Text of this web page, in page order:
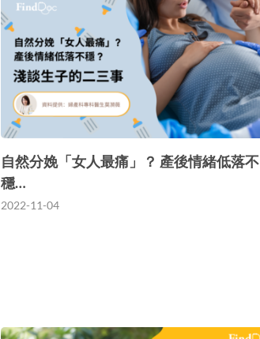
自然分娩「女人最痛」？ 產後情緒低落不
穩…
2022-11-04